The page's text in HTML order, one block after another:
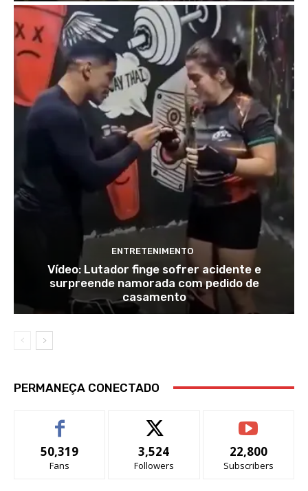
ENTRETENIMENTO
Vídeo: Lutador finge sofrer acidente e
surpreende namorada com pedido de
casamento
PERMANEÇA CONECTADO
50,319
Fans
3,524
Followers
22,800
Subscribers